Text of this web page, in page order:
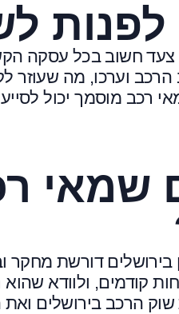
צעד חשוב בכל עסקה
הרכב וערכו, מה
רכב מוסמך יכול
שמאי
דורשת מחקר
קודמים, ולוודא
הרכב בירושלים ואת